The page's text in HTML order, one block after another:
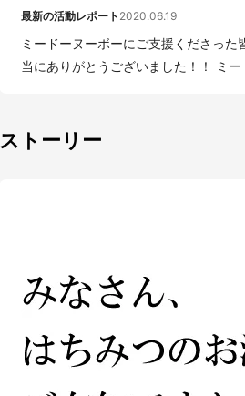
最新の活動レポート 2020.06.19
ミードーヌーボーにご支援くださっ
当にありがとうございました！！ ミ
ストーリー